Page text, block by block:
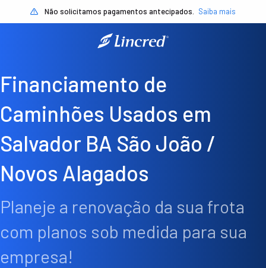
Não solicitamos pagamentos antecipados. Saiba mais
Financiamento de
Caminhões Usados em
Salvador BA São João /
Novos Alagados
Planeje a renovação da sua frota
com planos sob medida para sua
empresa!